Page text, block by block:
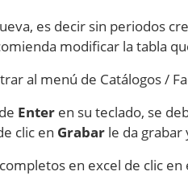
es decir sin periodos
modificar la tabla
al menú de Catálogos /
Enter en su teclado, se
clic en Grabar le da grabar
en excel de clic